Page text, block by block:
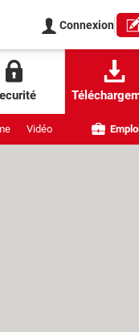
Connexion
Vidéo